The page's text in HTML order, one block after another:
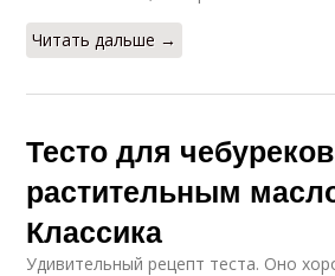
Читать дальше →
Тесто для
растительным
Классика
Удивительный рецепт теста. Оно